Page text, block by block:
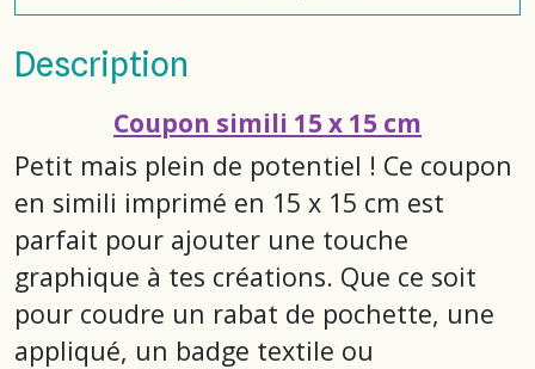
Description
Coupon simili 15 x 15 cm
Petit mais plein de potentiel ! Ce coupon
en simili imprimé en 15 x 15 cm est
parfait pour ajouter une touche
graphique à tes créations. Que ce soit
pour coudre un rabat de pochette, une
appliqué, un badge textile ou